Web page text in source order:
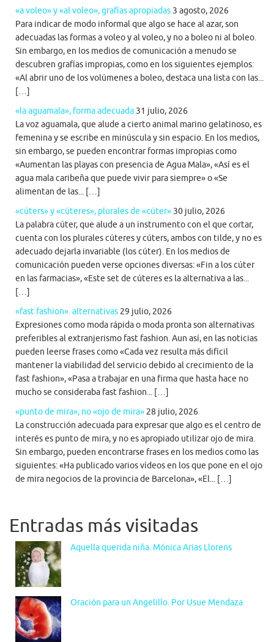
«a voleo» y «al voleo», grafías apropiadas 3 agosto, 2026
Para indicar de modo informal que algo se hace al azar, son
adecuadas las formas a voleo y al voleo, y no a boleo ni al boleo.
Sin embargo, en los medios de comunicación a menudo se
descubren grafías impropias, como en los siguientes ejemplos:
«Al abrir uno de los volúmenes a boleo, destaca una lista con las...
[…]
«la aguamala», forma adecuada 31 julio, 2026
La voz aguamala, que alude a cierto animal marino gelatinoso, es
femenina y se escribe en minúscula y sin espacio. En los medios,
sin embargo, se pueden encontrar formas impropias como
«Aumentan las playas con presencia de Agua Mala», «Así es el
agua mala caribeña que puede vivir para siempre» o «Se
alimentan de las... […]
«cúters» y «cúteres», plurales de «cúter» 30 julio, 2026
La palabra cúter, que alude a un instrumento con el que cortar,
cuenta con los plurales cúteres y cúters, ambos con tilde, y no es
adecuado dejarla invariable (los cúter). En los medios de
comunicación pueden verse opciones diversas: «Fin a los cúter
en las farmacias», «Este set de cúteres es la alternativa a las...
[…]
«fast fashion». alternativas 29 julio, 2026
Expresiones como moda rápida o moda pronta son alternativas
preferibles al extranjerismo fast fashion. Aun así, en las noticias
pueden leerse frases como «Cada vez resulta más difícil
mantener la viabilidad del servicio debido al crecimiento de la
fast fashion», «Pasa a trabajar en una firma que hasta hace no
mucho se consideraba fast fashion... […]
«punto de mira», no «ojo de mira» 28 julio, 2026
La construcción adecuada para expresar que algo es el centro de
interés es punto de mira, y no es apropiado utilizar ojo de mira.
Sin embargo, pueden encontrarse frases en los medios como las
siguientes: «Ha publicado varios vídeos en los que pone en el ojo
de mira negocios de la provincia de Barcelona», «El... […]
Entradas más visitadas
Aquella querida niña. Mónica Arias Llorens
Oración para un Angelillo. Por Usue Mendaza